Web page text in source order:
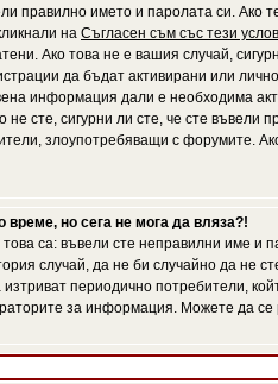
правилно името и паролата си. Ако
на Съгласен съм със тези
Ако това не е вашия случай,
да бъдат активирани или
информация дали е необходима
не сте, сигурни ли сте, че сте
злоупотребяващи с форумите.
време, но сега не мога да вляза?!
са: въвели сте неправилни име и
случай, да не би случайно да
периодично потребители,
за информация. Можете да се